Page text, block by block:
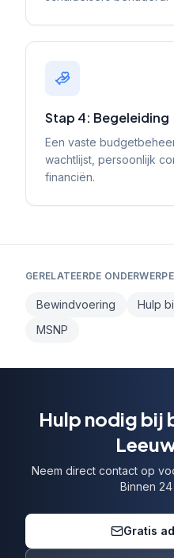
Stap 4: Begeleiding
Een vaste
wachtlijst, persoonlijk
financiën.
GERELATEERDE
Bewindvoering Hulp
MSNP
Hulp nodig bij
Neem direct contact op
Binnen
Gratis